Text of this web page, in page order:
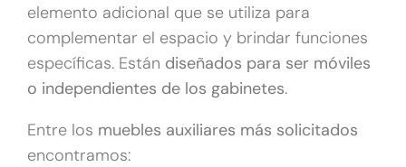
elemento adicional que se utiliza para
complementar el espacio y brindar funciones
específicas. Están diseñados para ser móviles
o independientes de los gabinetes.
Entre los muebles auxiliares más solicitados
encontramos: